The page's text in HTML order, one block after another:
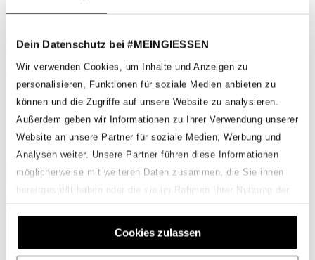
Dein Datenschutz bei #MEINGIESSEN
Wir verwenden Cookies, um Inhalte und Anzeigen zu
personalisieren, Funktionen für soziale Medien anbieten zu
können und die Zugriffe auf unsere Website zu analysieren.
Außerdem geben wir Informationen zu Ihrer Verwendung unserer
Website an unsere Partner für soziale Medien, Werbung und
Analysen weiter. Unsere Partner führen diese Informationen
möglicherweise mit weiteren Daten zusammen, die Sie ihnen
bereitgestellt haben oder die sie im Rahmen Ihrer Nutzung der
Cookies zulassen
Erwin Schul
Fabian Hackenberg 7. September 2025
Zurück
Schreibe einen Kommentar
Deine E-Mail-Adresse wird nicht veröffentlicht. Erforderliche
Felder sind mit*markiert